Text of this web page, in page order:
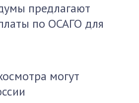
предлагают
по ОСАГО для
могут